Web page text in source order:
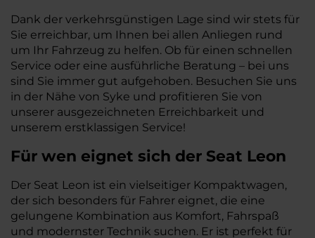
Dank der verkehrsgünstigen Lage sind wir stets für
Sie erreichbar, um Ihnen bei allen Anliegen rund
um Ihr Fahrzeug zu helfen. Ob für einen schnellen
Service oder eine ausführliche Beratung – bei uns
sind Sie immer gut aufgehoben. Besuchen Sie uns
in der Nähe von Syke und profitieren Sie von
unserer ausgezeichneten Erreichbarkeit und
unserem erstklassigen Service!
Für wen eignet sich der Seat Leon
Der Seat Leon ist ein vielseitiger Kompaktwagen,
der sich besonders für Fahrer eignet, die eine
gelungene Kombination aus Komfort, Fahrspaß
und modernster Technik suchen. Er ist perfekt für